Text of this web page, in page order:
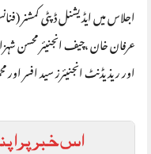
اجلاس میں ایڈیشنل ڈپٹی کمشنر
عرفان خان ،چیف انجنیئر محسن
اور ریذیڈنٹ انجنیئرز سید افسر
اس خبر پر